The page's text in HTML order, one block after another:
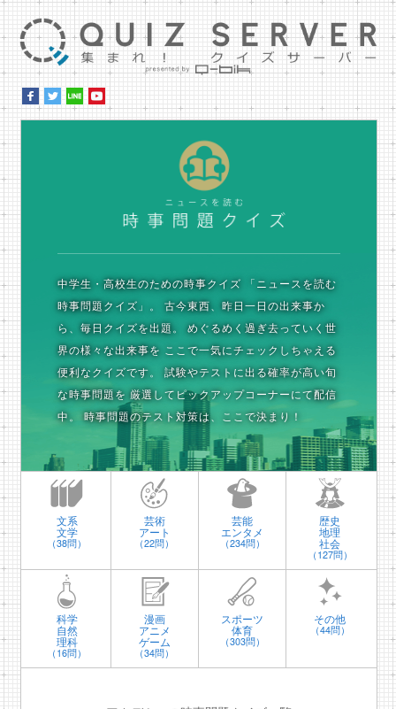
中学生・高校生のための時事クイズ 「ニュースを読む
時事問題クイズ」。
古今東西、昨日一日の出来事か
ら、毎日クイズを出題。
めぐるめく過ぎ去っていく世
界の様々な出来事を ここで一気にチェックしちゃえる
便利なクイズです。
試験やテストに出る確率が高い旬
な時事問題を 厳選してピックアップコーナーにて配信
中。
時事問題のテスト対策は、ここで決まり！
文系
文学
（38問）
芸術
アート
（22問）
芸能
エンタメ
（234問）
歴史
地理
社会
（127問）
科学
自然
理科
（16問）
漫画
アニメ
ゲーム
（34問）
スポーツ
体育
（303問）
その他
（44問）